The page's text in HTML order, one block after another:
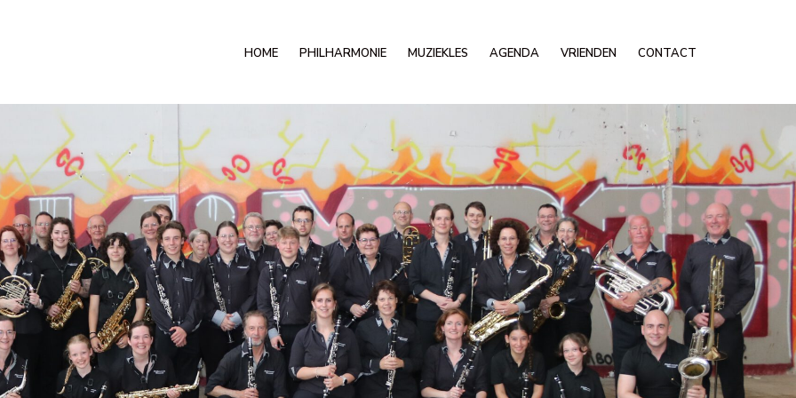
HOME PHILHARMONIE MUZIEKLES AGENDA VRIENDEN CONTACT